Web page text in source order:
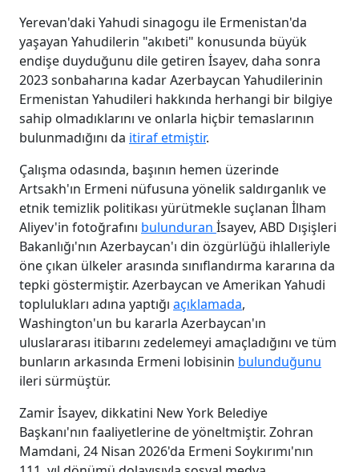
Yerevan'daki Yahudi sinagogu ile Ermenistan'da
yaşayan Yahudilerin "akıbeti" konusunda büyük
endişe duyduğunu dile getiren İsayev, daha sonra
2023 sonbaharına kadar Azerbaycan Yahudilerinin
Ermenistan Yahudileri hakkında herhangi bir bilgiye
sahip olmadıklarını ve onlarla hiçbir temaslarının
bulunmadığını da itiraf etmiştir.
Çalışma odasında, başının hemen üzerinde
Artsakh'ın Ermeni nüfusuna yönelik saldırganlık ve
etnik temizlik politikası yürütmekle suçlanan İlham
Aliyev'in fotoğrafını bulunduran İsayev, ABD Dışişleri
Bakanlığı'nın Azerbaycan'ı din özgürlüğü ihlalleriyle
öne çıkan ülkeler arasında sınıflandırma kararına da
tepki göstermiştir. Azerbaycan ve Amerikan Yahudi
toplulukları adına yaptığı açıklamada,
Washington'un bu kararla Azerbaycan'ın
uluslararası itibarını zedelemeyi amaçladığını ve tüm
bunların arkasında Ermeni lobisinin bulunduğunu
ileri sürmüştür.
Zamir İsayev, dikkatini New York Belediye
Başkanı'nın faaliyetlerine de yöneltmiştir. Zohran
Mamdani, 24 Nisan 2026'da Ermeni Soykırımı'nın